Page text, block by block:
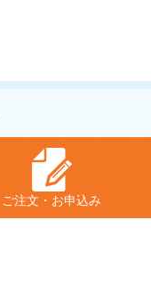
ご注文・お申込み